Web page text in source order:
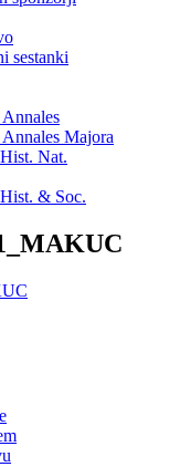
sestanki
Majora
Nat.
& Soc.